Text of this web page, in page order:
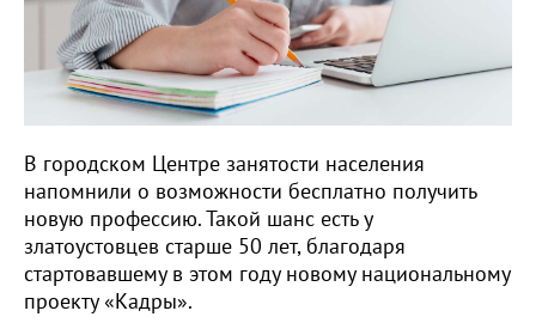
В городском Центре занятости населения
напомнили о возможности бесплатно получить
новую профессию. Такой шанс есть у
златоустовцев старше 50 лет, благодаря
стартовавшему в этом году новому национальному
проекту «Кадры».